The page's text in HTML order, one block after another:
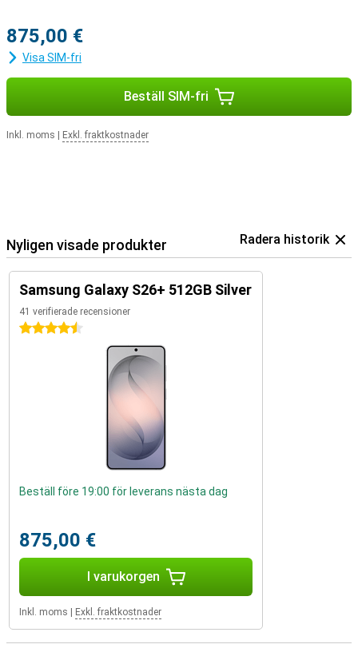
875,00 €
Visa SIM-fri
Beställ SIM-fri
Inkl. moms Exkl. fraktkostnader
Nyligen visade produkter Radera historik
Samsung Galaxy S26+ 512GB Silver
41 verifierade recensioner
4.5 stjärnor
Beställ före 19:00 för leverans nästa dag
875,00 €
I varukorgen
Inkl. moms Exkl. fraktkostnader